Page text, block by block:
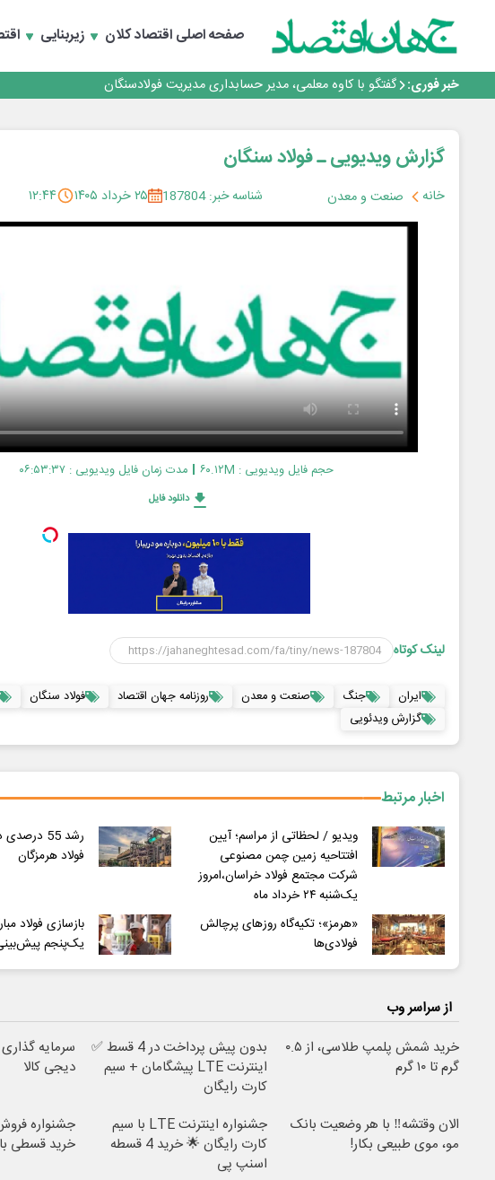
صفحه اصلیاقتصاد کلان زیربنایی
خبر فوری:
فولاد در تله قیمت‌گذاری دستوری
فولاد مبارکه اصفهان
گفتگو با کاوه معلمی، مدیر حسابداری مدیریت فولادسنگان
تداوم صعود مس در بازارهای جهانی؛ قیمت فلز سرخ از ۱۴هزار دلار در هر تن عبور کرد
فولاد در تله قیمت‌گذاری دستوری
گزارش ویدیویی ـ فولاد سنگان
خانه صنعت و معدن شناسه خبر: 187804 ۲۵ خرداد ۱۴۰۵ ۱۲:۴۴
حجم فایل ویدیویی : ۶۰.۱۲M مدت زمان فایل ویدیویی : ۰۶:۵۳:۳۷
دانلود فایل
لینک کوتاه
ایران جنگ صنعت و معدن روزنامه جهان اقتصاد فولاد سنگان
گزارش ویدئویی
اخبار مرتبط
ویدیو / لحظاتی از مراسم؛ آیین
افتتاحیه زمین چمن مصنوعی
شرکت مجتمع فولاد خراسان،امروز
یک‌شنبه ۲۴ خرداد ماه
رشد 55
فولاد هرمزگان
«هرمز»؛ تکیه‌گاه روزهای پرچالش
فولادی‌ها
بازسازی فولاد
یک‌پنجم
از سراسر وب
خرید شمش پلمپ طلاسی، از ۰.۵
گرم تا ۱۰ گرم
بدون پیش پرداخت در 4 قسط ✅
اینترنت LTE پیشگامان + سیم
کارت رایگان
سرمایه
دیجی کالا
الان وقتشه‼️ با هر وضعیت بانک
مو، موی طبیعی بکار!
جشنواره اینترنت LTE با سیم
کارت رایگان 🌟 خرید 4 قسطه
اسنپ پی
خرید قسطی